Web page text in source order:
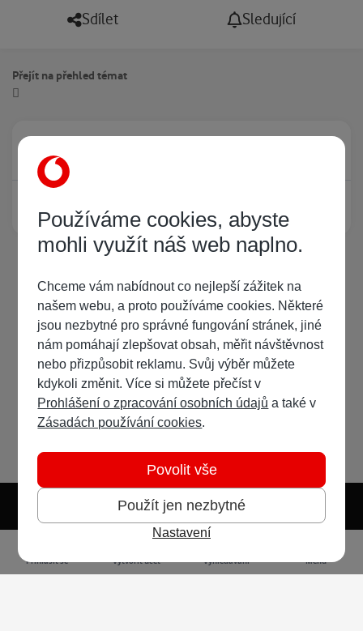
Sdílet Sledující
Přejít na přehled témat
Žádný registrovaný uživatel si neprohlíží tuto stránku
Světlý režim Předvolba systému
Přihlásit se Vytvořit účet Vyhledávání Menu
Používáme cookies, abyste
mohli využít náš web naplno.
Chceme vám nabídnout co nejlepší zážitek na
našem webu, a proto používáme cookies. Některé
jsou nezbytné pro správné fungování stránek, jiné
nám pomáhají zlepšovat obsah, měřit návštěvnost
nebo přizpůsobit reklamu. Svůj výběr můžete
kdykoli změnit. Více si můžete přečíst v
Prohlášení o zpracování osobních údajů a také v
Zásadách používání cookies.
Použít jen nezbytné
Povolit vše
Nastavení